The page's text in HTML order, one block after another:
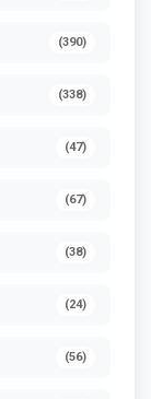
(390)
(338)
(47)
(67)
(38)
(24)
(56)